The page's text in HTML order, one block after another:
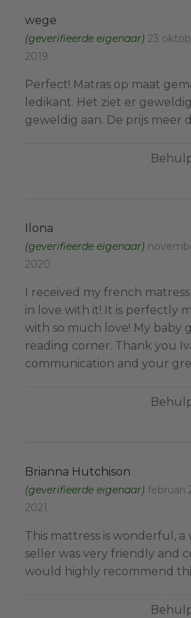
wege
(geverifieerde eigenaar) 23
2019
Perfect! Matras op maat
ledikant. Het ziet er
geweldig aan. De prijs meer
Ilona
(geverifieerde eigenaar)
2020
I received my french
in love with it! It is perfectly
with so much love! My baby
reading corner. Thank you
communication and your
Brianna Hutchison
(geverifieerde eigenaar) februari
2021
This mattress is wonderful, a
seller was very friendly and
would highly recommend